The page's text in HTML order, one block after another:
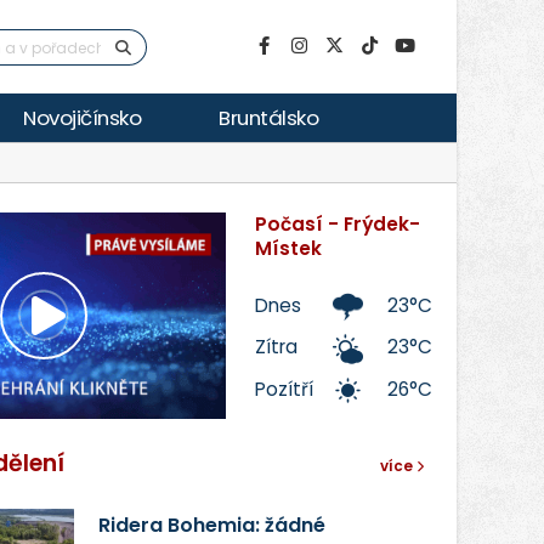
Novojičínsko Bruntálsko
Přehrát
video
Počasí - Frýdek-
Místek
Dnes
23°C
Zítra
23°C
Pozítří
26°C
více
Ridera Bohemia: žádné